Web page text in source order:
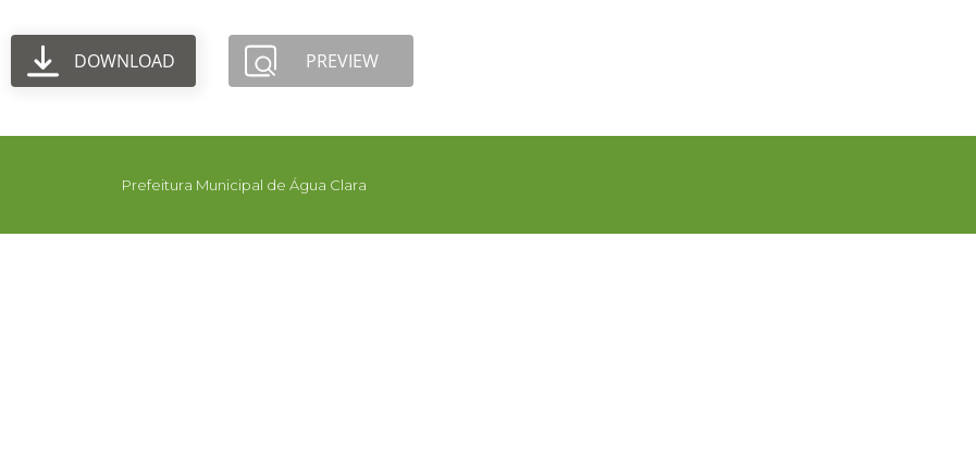
DOWNLOAD PREVIEW
Prefeitura Municipal de Água Clara